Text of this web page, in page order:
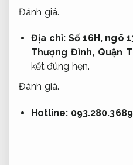
Đánh giá.
Địa chỉ: Số 16H, ngõ
Thượng Đình, Quận
kết đúng hẹn.
Đánh giá.
Hotline: